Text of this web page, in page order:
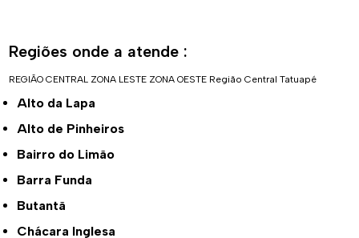
Regiões onde a atende :
REGIÃO CENTRAL ZONA LESTE ZONA OESTE Região Central Tatuapé
Alto da Lapa
Alto de Pinheiros
Bairro do Limão
Barra Funda
Butantã
Chácara Inglesa